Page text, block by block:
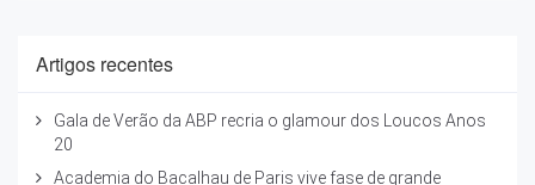
Artigos recentes
Gala de Verão da ABP recria o glamour dos Loucos Anos
20
Academia do Bacalhau de Paris vive fase de grande